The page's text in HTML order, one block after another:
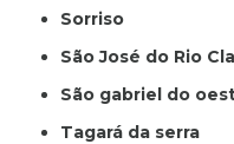
Sorriso
São José do Rio
São gabriel do
Tagará da serra